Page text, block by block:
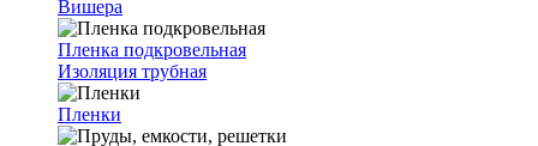
Вишера
Пленка подкровельная
Изоляция трубная
Пленки